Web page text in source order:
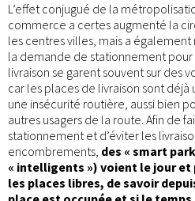
L’effet conjugué de la
commerce a certes augmenté la
les centres villes, mais a
la demande de stationnement pour
livraison se garent souvent sur des
car les places de livraison sont
une insécurité routière, aussi bien
autres usagers de la route. Afin de
stationnement et d’éviter les
encombrements, des « smart
« intelligents ») voient le jour
les places libres, de savoir